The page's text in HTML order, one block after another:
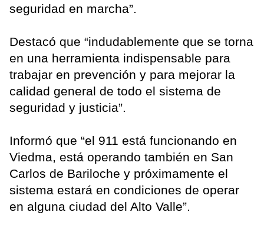
seguridad en marcha”.
Destacó que “indudablemente que se torna
en una herramienta indispensable para
trabajar en prevención y para mejorar la
calidad general de todo el sistema de
seguridad y justicia”.
Informó que “el 911 está funcionando en
Viedma, está operando también en San
Carlos de Bariloche y próximamente el
sistema estará en condiciones de operar
en alguna ciudad del Alto Valle”.